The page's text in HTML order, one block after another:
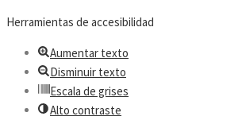
Herramientas de accesibilidad
Aumentar texto
Disminuir texto
Escala de grises
Alto contraste